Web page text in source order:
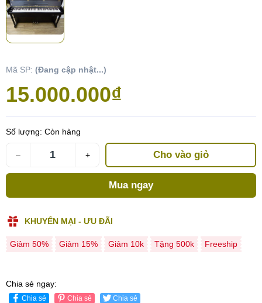
Mã SP: (Đang cập nhật...)
15.000.000₫
Số lượng: Còn hàng
– + Cho vào giỏ
Mua ngay
KHUYẾN MẠI - ƯU ĐÃI
Giảm 50% Giảm 15% Giảm 10k Tặng 500k Freeship
Chia sẻ ngay:
Chia sẻ Chia sẻ Chia sẻ